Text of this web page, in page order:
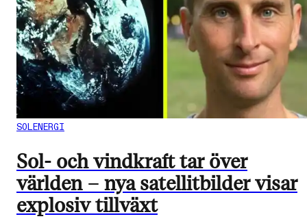
SOLENERGI
Sol- och vindkraft tar över
världen – nya satellitbilder visar
explosiv tillväxt